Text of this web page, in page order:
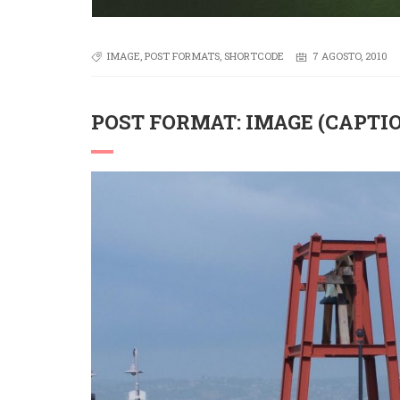
IMAGE, POST FORMATS, SHORTCODE 7 AGOSTO, 2010
POST FORMAT: IMAGE